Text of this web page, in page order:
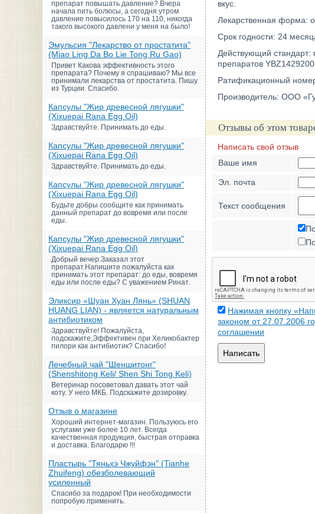
препарат повышать давление? Вчера
начала пить болюсы, а сегодня утром
давление повысилось 170 на 110, никогда
такого высокого давлени у меня на было!
Эмульсия "Лекарство от простатита"
(Miao Ling Da Bo Lie Tong Ru Gao)
Привет Какова эффективность этого
препарата? Почему я спрашиваю? Мы все
принимали лекарства от простатита. Пишу
из Турции. Спасибо.
Капсулы "Жир древесной лягушки"
(Xixuepai Rana Egg Oil)
Здравствуйте. Принимать до еды.
Капсулы "Жир древесной лягушки"
(Xixuepai Rana Egg Oil)
Здравствуйте. Принимать до еды.
Капсулы "Жир древесной лягушки"
(Xixuepai Rana Egg Oil)
Будьте добры сообщите как принимать
данный препарат до вовремя или после
еды.
Капсулы "Жир древесной лягушки"
(Xixuepai Rana Egg Oil)
Добрый вечер.Заказал этот
препарат.Напишите пожалуйста как
принимать этот препарат: до еды, вовремя
еды или после еды? С уважением Ринат.
Эликсир «Шуан Хуан Лянь» (SHUAN
HUANG LIAN) - является натуральным
антибиотиком
Здравствуйте! Пожалуйста,
подскажите,Эффективен при Хеликобактер
пилори как антибиотик? Спасибо!
Лечебный чай "Шеншитонг"
(Shenshitong Keli/ Shen Shi Tong Keli)
Ветеринар посоветовал давать этот чай
коту. У него МКБ. Подскажите дозировку.
Отзыв о магазине
Хороший интернет-магазин. Пользуюсь его
услугами уже более 10 лет. Всегда
качественная продукция, быстрая отправка
и доставка. Благодарю !!!
Пластырь "Тяньхэ Чжуйфэн" (Tianhe
Zhuifeng) обезболевающий
усиленный
Спасибо за подарок! При необходимости
попробую применить.
вкус.
Лекарственная форма:
Срок годности: 24
Действующий стандарт:
препаратов
Ратификационный
Производитель: ООО
Отзывы об этом
Написать свой отзыв
Ваше имя
Эл. почта
Текст сообщения
Нажимая кнопку
законом от 27.07.2006
соглашении
Написать